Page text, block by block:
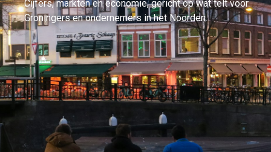
Cijfers, markten en economie, gericht op wat telt voor
Groningers en ondernemers in het Noorden.